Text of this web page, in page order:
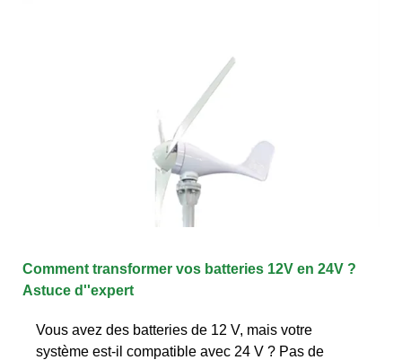
Comment transformer vos batteries 12V en 24V ?
Astuce d''expert
Vous avez des batteries de 12 V, mais votre
système est-il compatible avec 24 V ? Pas de